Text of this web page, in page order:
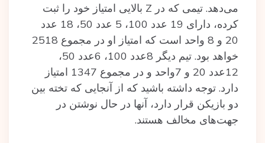
می‌دهد. تیمی که در Z بالایی امتیاز خود را ثبت
کرده، دارای 19 عدد 100، 5 عدد 50، 18 عدد
20 و 8 واحد است که امتیاز او در مجموع 2518
خواهد بود. تیم دیگر 8عدد 100، 6عدد 50،
12عدد 20 و 7واحد و در مجموع 1347 امتیاز
دارد. توجه داشته باشید که از آنجایی که تخته بین
دو بازیکن قرار دارد، آنها در حال نوشتن در
جهت‌های مخالف هستند.